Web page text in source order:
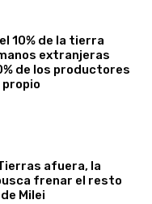
10% de la tierra
extranjeras
de los productores
propio
afuera, la
frenar el resto
Milei